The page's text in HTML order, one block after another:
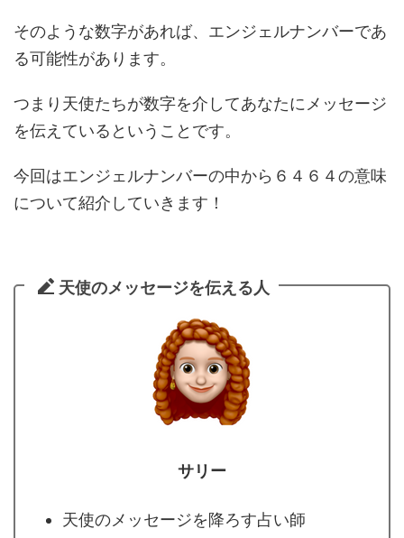
そのような数字があれば、エンジェルナンバーであ
る可能性があります。
つまり天使たちが数字を介してあなたにメッセージ
を伝えているということです。
今回はエンジェルナンバーの中から６４６４の意味
について紹介していきます！
天使のメッセージを伝える人
サリー
天使のメッセージを降ろす占い師